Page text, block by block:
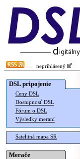
neprihlásený
DSL pripojenie
Ceny DSL
Dostupnosť DSL
Fórum o DSL
Výsledky meraní
Satelitná mapa SR
Merače